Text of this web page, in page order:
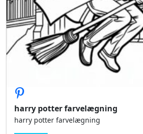
harry potter farvelægning
harry potter farvelægning